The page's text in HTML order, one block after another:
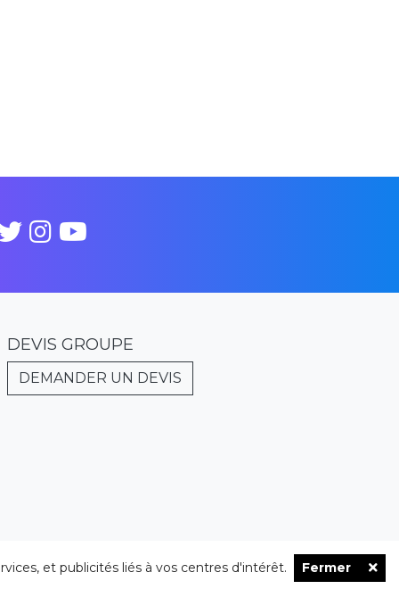
DEVIS GROUPE
DEMANDER UN DEVIS
et publicités liés à vos centres d'intérêt. Fermer